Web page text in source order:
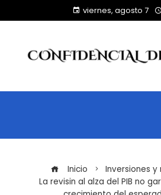
viernes, agosto 7
Inicio
Inversiones y
La revisin al alza del PIB no